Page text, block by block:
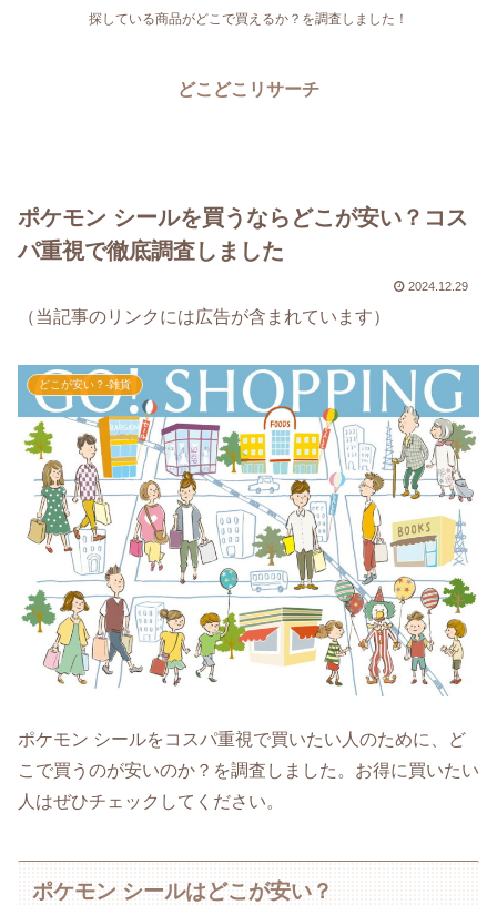
探している商品がどこで買えるか？を調査しました！
どこどこリサーチ
ポケモン シールを買うならどこが安い？コス
パ重視で徹底調査しました
2024.12.29
（当記事のリンクには広告が含まれています）
どこが安い？-雑貨
ポケモン シールをコスパ重視で買いたい人のために、ど
こで買うのが安いのか？を調査しました。お得に買いたい
人はぜひチェックしてください。
ポケモン シールはどこが安い？